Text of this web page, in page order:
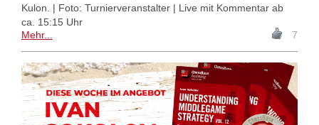
Kulon. | Foto: Turnierveranstalter | Live mit Kommentar ab
ca. 15:15 Uhr
Mehr...
7